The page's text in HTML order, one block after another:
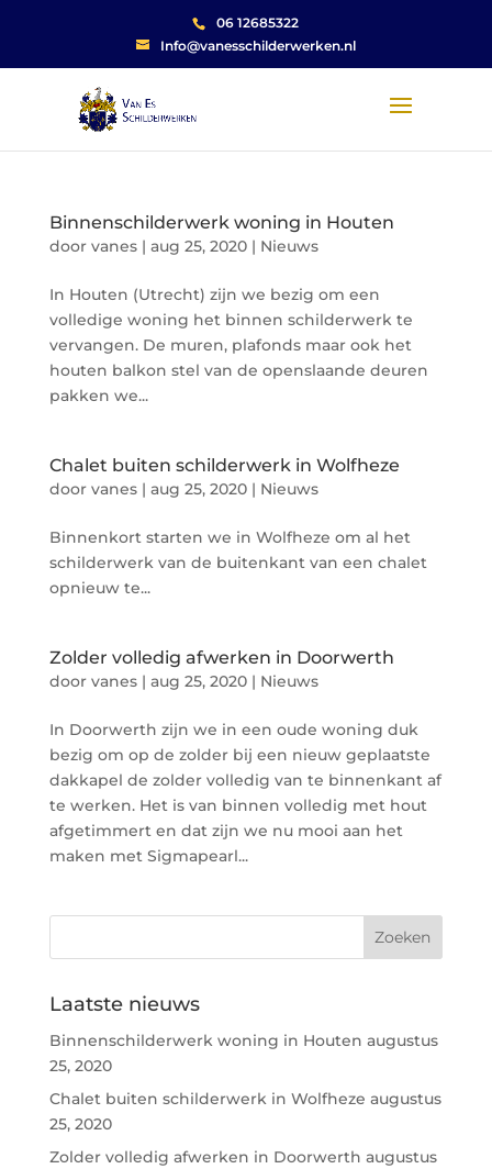
06 12685322
Info@vanesschilderwerken.nl
Binnenschilderwerk woning in Houten
door vanes| aug 25, 2020| Nieuws
In Houten (Utrecht) zijn we bezig om een
volledige woning het binnen schilderwerk te
vervangen. De muren, plafonds maar ook het
houten balkon stel van de openslaande deuren
pakken we...
Chalet buiten schilderwerk in Wolfheze
door vanes| aug 25, 2020| Nieuws
Binnenkort starten we in Wolfheze om al het
schilderwerk van de buitenkant van een chalet
opnieuw te...
Zolder volledig afwerken in Doorwerth
door vanes| aug 25, 2020| Nieuws
In Doorwerth zijn we in een oude woning duk
bezig om op de zolder bij een nieuw geplaatste
dakkapel de zolder volledig van te binnenkant af
te werken. Het is van binnen volledig met hout
afgetimmert en dat zijn we nu mooi aan het
maken met Sigmapearl...
Laatste nieuws
Binnenschilderwerk woning in Houten augustus
25, 2020
Chalet buiten schilderwerk in Wolfheze augustus
25, 2020
Zolder volledig afwerken in Doorwerth augustus